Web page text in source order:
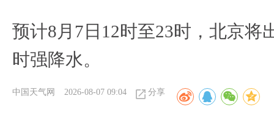
预计8月7日12时至23时，北京将
时强降水。
中国天气网 2026-08-07 09:04 分享